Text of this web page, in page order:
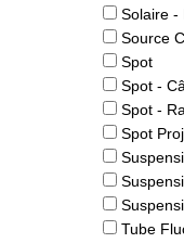
Solaire -
Source
Spot
Spot -
Spot -
Spot
Tube